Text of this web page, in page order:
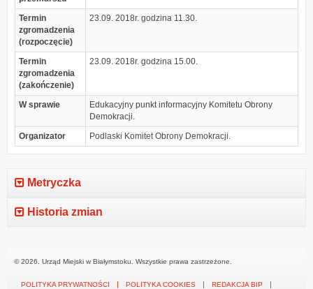
Termin
zgromadzenia
(rozpoczęcie)
23.09. 2018r. godzina 11.30.
Termin
zgromadzenia
(zakończenie)
23.09. 2018r. godzina 15.00.
W sprawie
Edukacyjny punkt informacyjny Komitetu Obrony
Demokracji.
Organizator
Podlaski Komitet Obrony Demokracji.
Metryczka
Historia zmian
© 2026. Urząd Miejski w Białymstoku. Wszystkie prawa zastrzeżone.
POLITYKA PRYWATNOŚCI POLITYKA COOKIES REDAKCJA BIP